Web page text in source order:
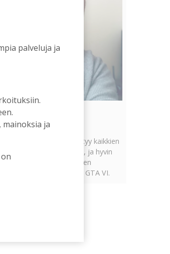
riittäisi?
31.7.2026
marraskuussa ilmestyy kaikkien
ja ennakkotilatuin, ja hyvin
myös kaikkien aikojen
videopeliksi nouseva GTA VI.
palveluja ja
ja